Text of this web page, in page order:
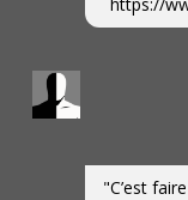
"C’est